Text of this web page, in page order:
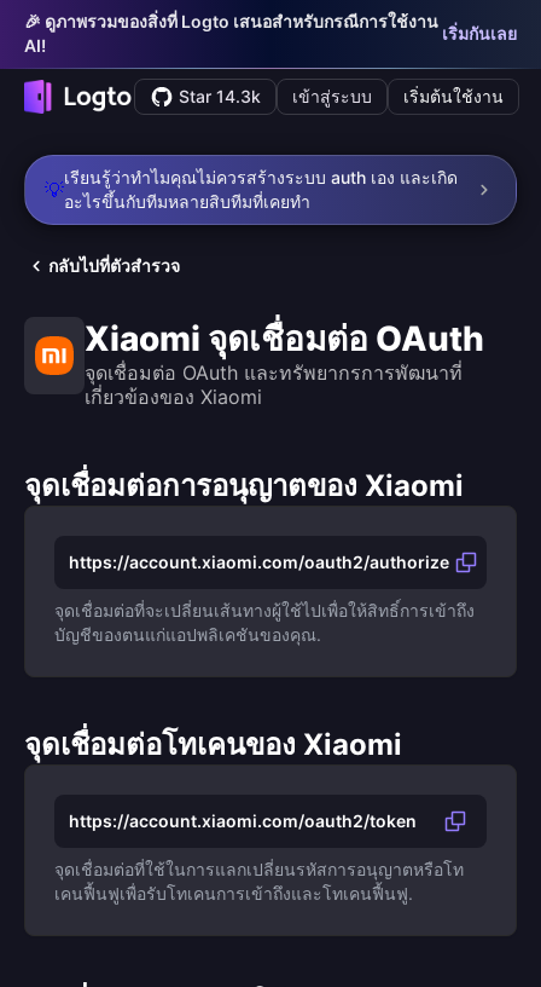
🎉 ดูภาพรวมของสิ่งที่ Logto เสนอสำหรับกรณีการใช้งาน
AI!
เริ่มกันเลย
Star 14.3k เข้าสู่ระบบ เริ่มต้นใช้งาน
💡
เรียนรู้ว่าทำไมคุณไม่ควรสร้างระบบ auth เอง และเกิด
อะไรขึ้นกับทีมหลายสิบทีมที่เคยทำ
กลับไปที่ตัวสำรวจ
Xiaomi จุดเชื่อมต่อ OAuth
จุดเชื่อมต่อ OAuth และทรัพยากรการพัฒนาที่
เกี่ยวข้องของ Xiaomi
จุดเชื่อมต่อการอนุญาตของ Xiaomi
https://account.xiaomi.com/oauth2/authorize
จุดเชื่อมต่อที่จะเปลี่ยนเส้นทางผู้ใช้ไปเพื่อให้สิทธิ์การเข้าถึง
บัญชีของตนแก่แอปพลิเคชันของคุณ.
จุดเชื่อมต่อโทเคนของ Xiaomi
https://account.xiaomi.com/oauth2/token
จุดเชื่อมต่อที่ใช้ในการแลกเปลี่ยนรหัสการอนุญาตหรือโท
เคนฟื้นฟูเพื่อรับโทเคนการเข้าถึงและโทเคนฟื้นฟู.